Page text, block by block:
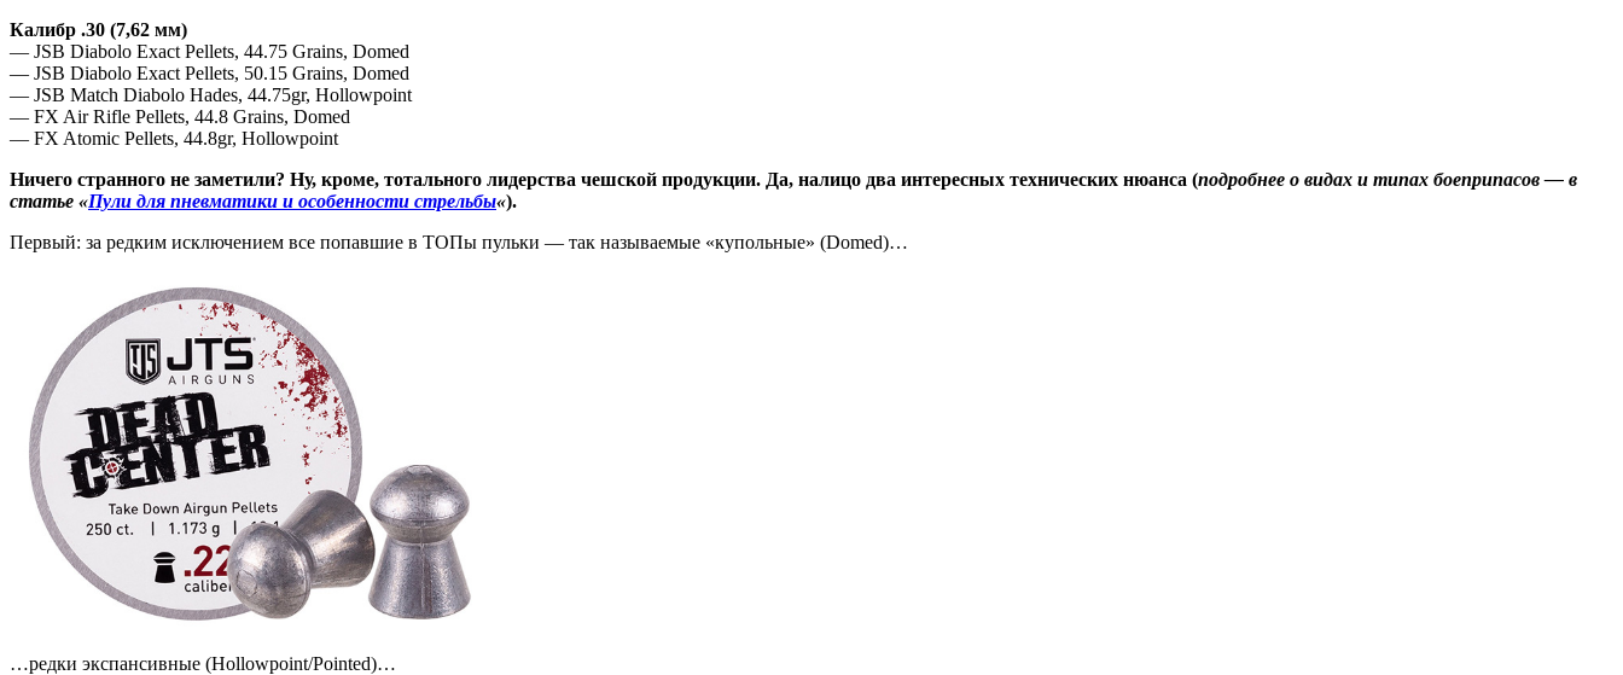
Калибр .30 (7,62 мм)
— JSB Diabolo Exact Pellets, 44.75 Grains, Domed
— JSB Diabolo Exact Pellets, 50.15 Grains, Domed
— JSB Match Diabolo Hades, 44.75gr, Hollowpoint
— FX Air Rifle Pellets, 44.8 Grains, Domed
— FX Atomic Pellets, 44.8gr, Hollowpoint
Ничего странного не заметили? Ну, кроме, тотального лидерства чешской продукции. Да, налицо два интересных технических нюанса (подробнее о видах и типах боеприпасов — в
статье «Пули для пневматики и особенности стрельбы«).
Первый: за редким исключением все попавшие в ТОПы пульки — так называемые «купольные» (Domed)…
…редки экспансивные (Hollowpoint/Pointed)…